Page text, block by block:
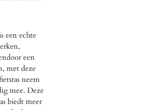
een echte
een
met deze
neem
mee. Deze
biedt meer